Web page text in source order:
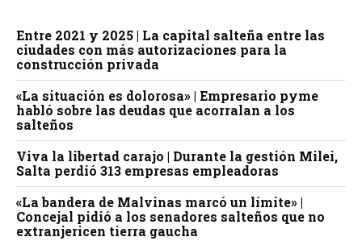
Entre 2021 y 2025 | La capital salteña entre las
ciudades con más autorizaciones para la
construcción privada
«La situación es dolorosa» | Empresario pyme
habló sobre las deudas que acorralan a los
salteños
Viva la libertad carajo | Durante la gestión Milei,
Salta perdió 313 empresas empleadoras
«La bandera de Malvinas marcó un límite» |
Concejal pidió a los senadores salteños que no
extranjericen tierra gaucha